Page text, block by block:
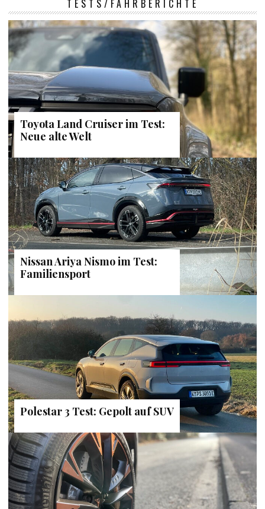
TESTS/FAHRBERICHTE
Toyota Land Cruiser im Test:
Neue alte Welt
Nissan Ariya Nismo im Test:
Familiensport
Polestar 3 Test: Gepolt auf SUV